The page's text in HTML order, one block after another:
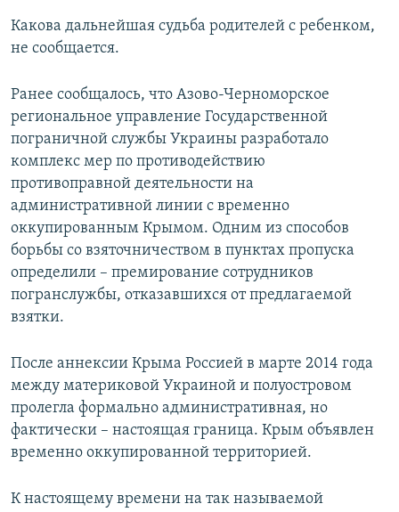
Какова дальнейшая судьба родителей с ребенком,
не сообщается.
Ранее сообщалось, что Азово-Черноморское
региональное управление Государственной
пограничной службы Украины разработало
комплекс мер по противодействию
противоправной деятельности на
административной линии с временно
оккупированным Крымом. Одним из способов
борьбы со взяточничеством в пунктах пропуска
определили – премирование сотрудников
погранслужбы, отказавшихся от предлагаемой
взятки.
После аннексии Крыма Россией в марте 2014 года
между материковой Украиной и полуостровом
пролегла формально административная, но
фактически – настоящая граница. Крым объявлен
временно оккупированной территорией.
К настоящему времени на так называемой